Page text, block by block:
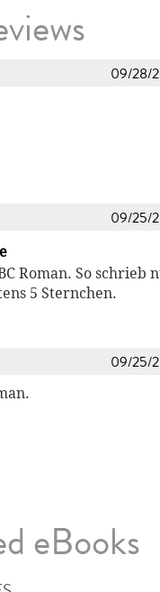
09/28/
09/25/
Roman. So schrieb
5 Sternchen.
09/25/
eBooks